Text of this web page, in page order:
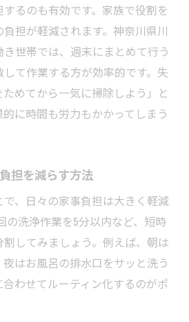
るのも有効です。家族で役割を
担が軽減されます。神奈川県川
世帯では、週末にまとめて行う
て作業する方が効率的です。失
めてから一気に掃除しよう」と
に時間も労力もかかってしまう
担を減らす方法
、日々の家事負担は大きく軽減
の洗浄作業を5分以内など、短時
してみましょう。例えば、朝は
はお風呂の排水口をサッと洗う
わせてルーティン化するのがポ